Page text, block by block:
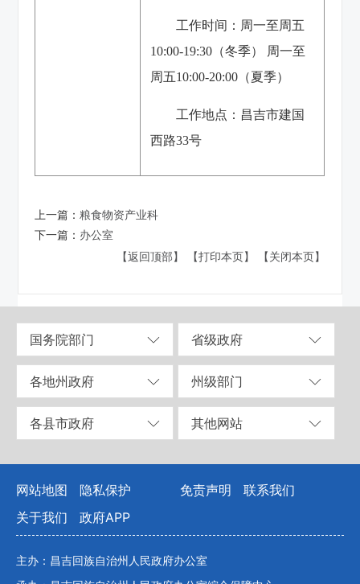
工作时间：周一至周五
10:00-19:30（冬季） 周一至
周五10:00-20:00（夏季）
工作地点：昌吉市建国
西路33号
上一篇：粮食物资产业科
下一篇： 办公室
【返回顶部】
【打印本页】 【关闭本页】
国务院部门 省级政府
各地州政府 州级部门
各县市政府 其他网站
网站地图 隐私保护 免责声明
联系我们
关于我们
政府APP
主办：昌吉回族自治州人民政府办公室